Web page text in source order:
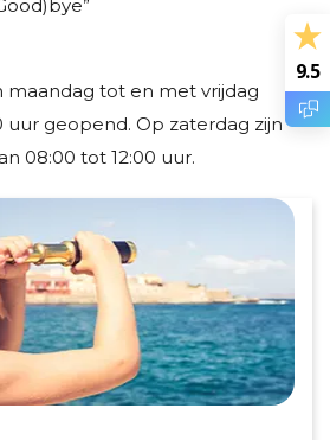
maandag tot en met vrijdag
uur geopend. Op zaterdag zijn
08:00 tot 12:00 uur.
9.5